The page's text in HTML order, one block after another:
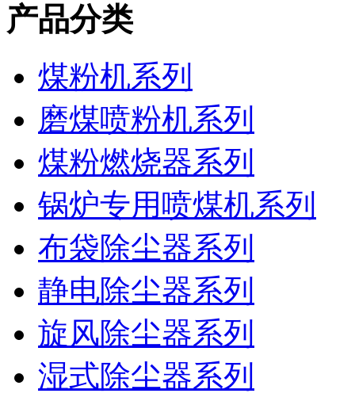
产品分类
煤粉机系列
磨煤喷粉机系列
煤粉燃烧器系列
锅炉专用喷煤机系列
布袋除尘器系列
静电除尘器系列
旋风除尘器系列
湿式除尘器系列